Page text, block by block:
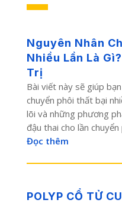
Nguyên Nhân
Nhiều Lần Là
Trị
Bài viết này sẽ giúp
chuyển phôi thất bại
lõi và những phương
đậu thai cho lần
Đọc thêm
POLYP CỔ TỬ